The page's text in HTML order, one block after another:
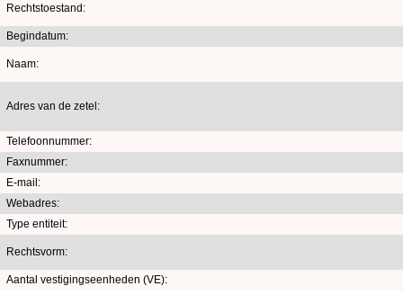
Rechtstoestand:
Begindatum:
Naam:
Adres van de zetel:
Telefoonnummer:
Faxnummer:
E-mail:
Webadres:
Type entiteit:
Rechtsvorm:
Aantal vestigingseenheden (VE):